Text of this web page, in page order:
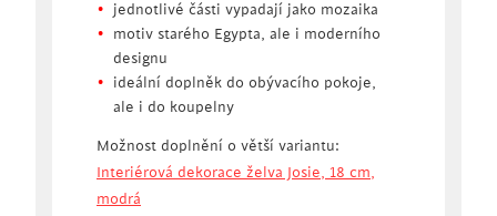
jednotlivé části vypadají jako mozaika
motiv starého Egypta, ale i moderního
designu
ideální doplněk do obývacího pokoje,
ale i do koupelny
Možnost doplnění o větší variantu:
Interiérová dekorace želva Josie, 18 cm,
modrá